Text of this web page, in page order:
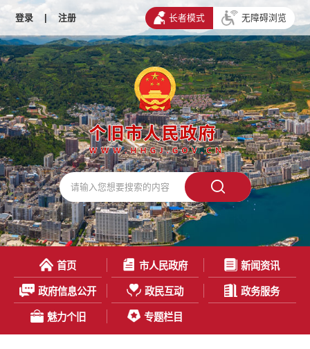
登录 | 注册 长者模式 无障碍浏览
首页 市人民政府 新闻资讯
政府信息公开 政民互动 政务服务
魅力个旧 专题栏目